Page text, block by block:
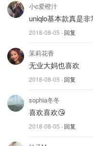
节，加上考究的剪裁，
睐。知道你会问为啥没
衩的设计。这身是2018
币。我考虑好几天，咬
小c爱橙汁
uniqlo基本款真是
2018-08-05 · 回复
苿莉花香
无业大妈也喜欢
2018-08-05 · 回复
sophia冬冬
喜欢喜欢😘
2018-08-05 · 回复